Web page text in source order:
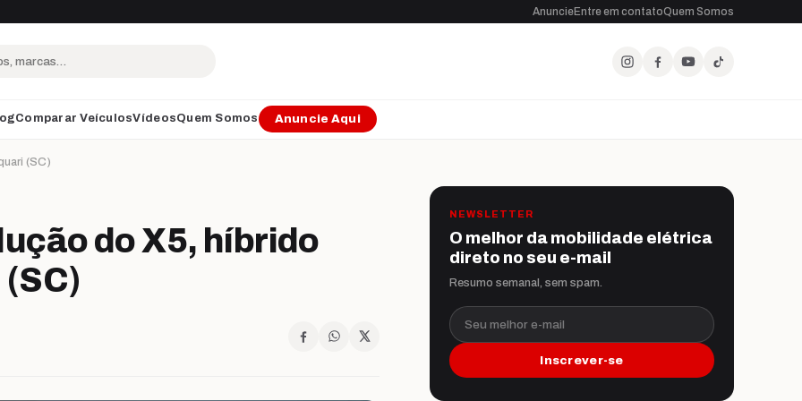
AnuncieEntre em contatoQuem Somos
Comparar VeículosVídeosQuem Somos Anuncie Aqui
(SC)
do X5, híbrido
NEWSLETTER
O melhor da mobilidade elétrica
direto no seu e-mail
Resumo semanal, sem spam.
Seu melhor e-mail
Inscrever-se